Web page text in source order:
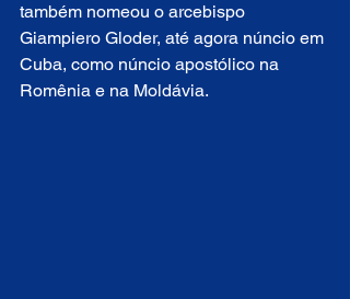
também nomeou o arcebispo
Giampiero Gloder, até agora núncio em
Cuba, como núncio apostólico na
Romênia e na Moldávia.